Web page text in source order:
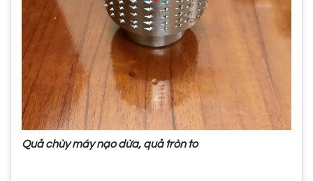
Quả chùy máy nạo dừa, quả tròn to